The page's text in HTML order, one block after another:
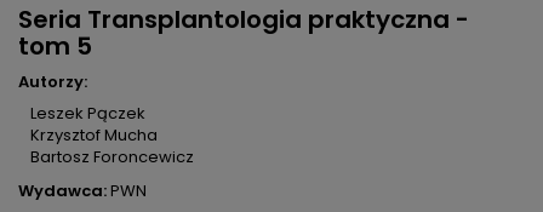
Seria Transplantologia praktyczna -
tom 5
Autorzy:
Leszek Pączek
Krzysztof Mucha
Bartosz Foroncewicz
Wydawca:PWN